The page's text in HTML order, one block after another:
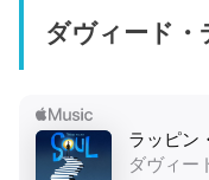
ダヴィード